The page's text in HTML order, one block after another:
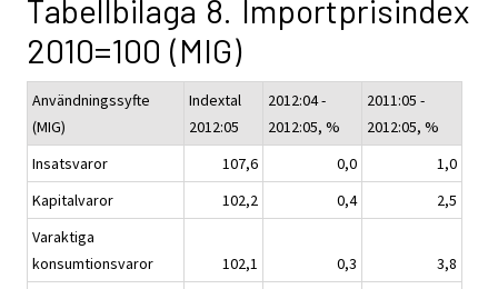
Tabellbilaga 8. Importprisindex
2010=100 (MIG)
Användningssyfte
(MIG)
Indextal
2012:05
2012:04 -
2012:05, %
2011:05 -
2012:05, %
Insatsvaror
107,6 0,0
1,0
Kapitalvaror
102,2 0,4
2,5
Varaktiga
konsumtionsvaror
102,1 0,3
3,8